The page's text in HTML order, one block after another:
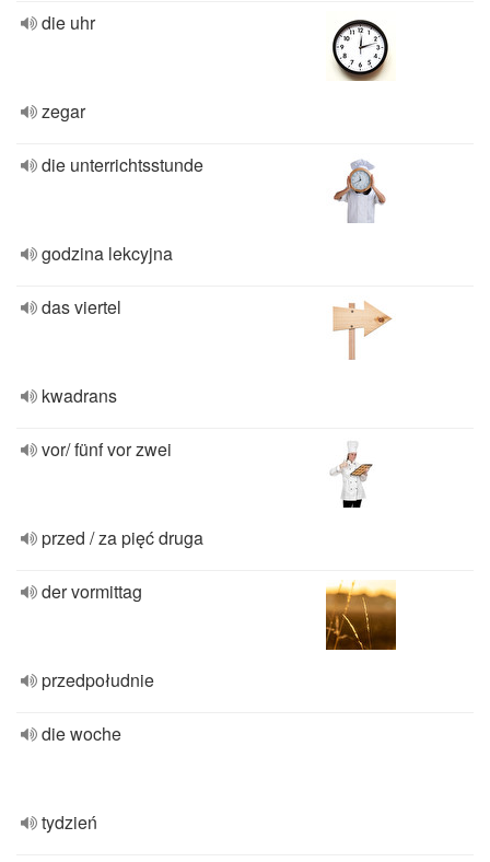
die uhr
zegar
die unterrichtsstunde
godzina lekcyjna
das viertel
kwadrans
vor/ fünf vor zwei
przed / za pięć druga
der vormittag
przedpołudnie
die woche
tydzień